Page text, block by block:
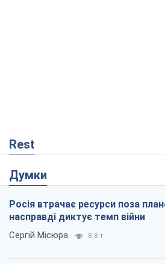
Rest
Думки
Росія втрачає ресурси поза
насправді диктує темп війни
Сергій Місюра 8,8 т.